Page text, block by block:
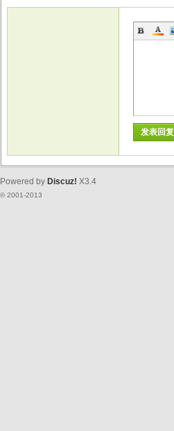
发表回复
Powered by Discuz! X3.4
© 2001-2013